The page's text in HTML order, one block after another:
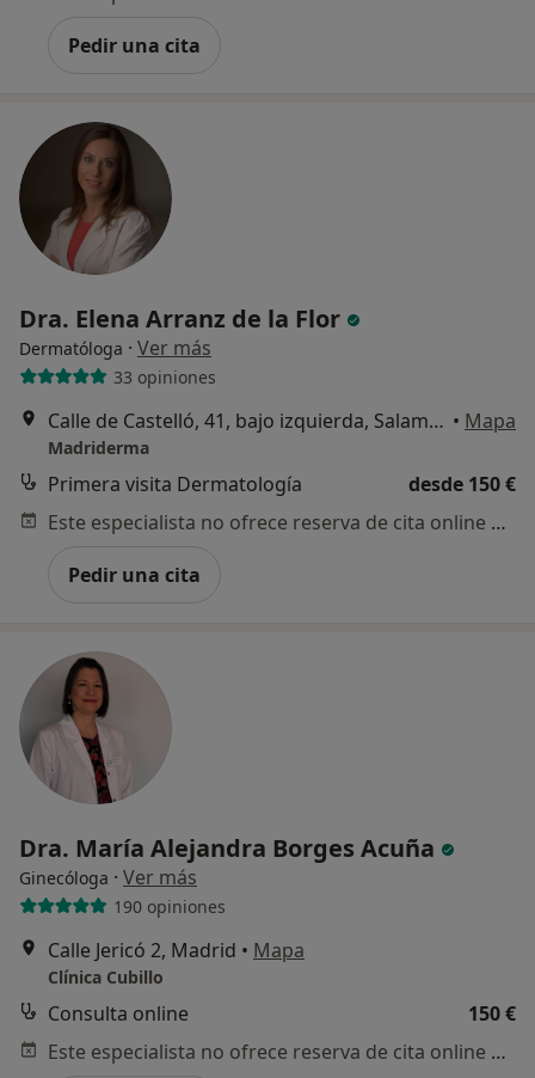
Pedir una cita
Dra. Elena Arranz de la Flor
Dermatóloga · Ver más
33 opiniones
Calle de Castelló, 41, bajo izquierda, Salamanca, Madrid • Mapa
Madriderma
Primera visita Dermatología
desde 150 €
Este especialista no ofrece reserva de cita online en esta dirección.
Pedir una cita
Dra. María Alejandra Borges Acuña
Ginecóloga · Ver más
190 opiniones
Calle Jericó 2, Madrid • Mapa
Clínica Cubillo
Consulta online
150 €
Este especialista no ofrece reserva de cita online en esta dirección.
¿Alguna vez has usado una app
o chatbot de IA para hablar
sobre un tema emocional o
Sí, varias veces
Sí, una vez
No, pero lo consideraría
No, y no confío en ello